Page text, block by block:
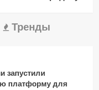
Тренды
запустили
платформу для